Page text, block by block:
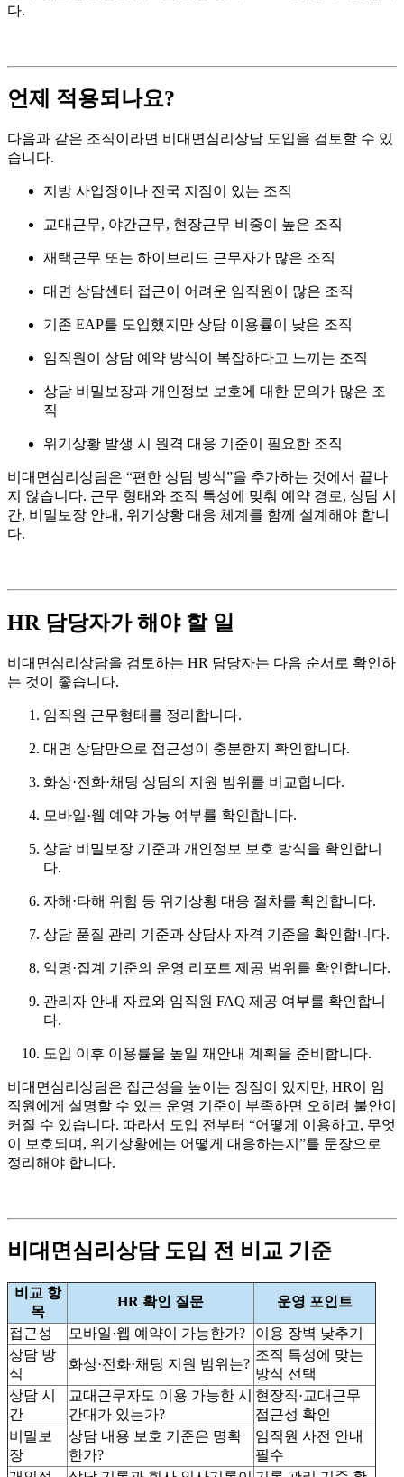
다.
언제 적용되나요?
다음과 같은 조직이라면 비대면심리상담 도입을 검토할 수 있
습니다.
지방 사업장이나 전국 지점이 있는 조직
교대근무, 야간근무, 현장근무 비중이 높은 조직
재택근무 또는 하이브리드 근무자가 많은 조직
대면 상담센터 접근이 어려운 임직원이 많은 조직
기존 EAP를 도입했지만 상담 이용률이 낮은 조직
임직원이 상담 예약 방식이 복잡하다고 느끼는 조직
상담 비밀보장과 개인정보 보호에 대한 문의가 많은 조
직
위기상황 발생 시 원격 대응 기준이 필요한 조직
비대면심리상담은 “편한 상담 방식”을 추가하는 것에서 끝나
지 않습니다. 근무 형태와 조직 특성에 맞춰 예약 경로, 상담 시
간, 비밀보장 안내, 위기상황 대응 체계를 함께 설계해야 합니
다.
HR 담당자가 해야 할 일
비대면심리상담을 검토하는 HR 담당자는 다음 순서로 확인하
는 것이 좋습니다.
임직원 근무형태를 정리합니다.
대면 상담만으로 접근성이 충분한지 확인합니다.
화상·전화·채팅 상담의 지원 범위를 비교합니다.
모바일·웹 예약 가능 여부를 확인합니다.
상담 비밀보장 기준과 개인정보 보호 방식을 확인합니
다.
자해·타해 위험 등 위기상황 대응 절차를 확인합니다.
상담 품질 관리 기준과 상담사 자격 기준을 확인합니다.
익명·집계 기준의 운영 리포트 제공 범위를 확인합니다.
관리자 안내 자료와 임직원 FAQ 제공 여부를 확인합니
다.
도입 이후 이용률을 높일 재안내 계획을 준비합니다.
비대면심리상담은 접근성을 높이는 장점이 있지만, HR이 임
직원에게 설명할 수 있는 운영 기준이 부족하면 오히려 불안이
커질 수 있습니다. 따라서 도입 전부터 “어떻게 이용하고, 무엇
이 보호되며, 위기상황에는 어떻게 대응하는지”를 문장으로
정리해야 합니다.
비대면심리상담 도입 전 비교 기준
비교 항
목
HR 확인 질문 운영 포인트
접근성 모바일·웹 예약이 가능한가?
이용 장벽 낮추기
상담 방
식
화상·전화·채팅 지원 범위는?
조직 특성에 맞는
방식 선택
상담 시
간
교대근무자도 이용 가능한 시
간대가 있는가?
현장직·교대근무
접근성 확인
비밀보
장
상담 내용 보호 기준은 명확
한가?
임직원 사전 안내
필수